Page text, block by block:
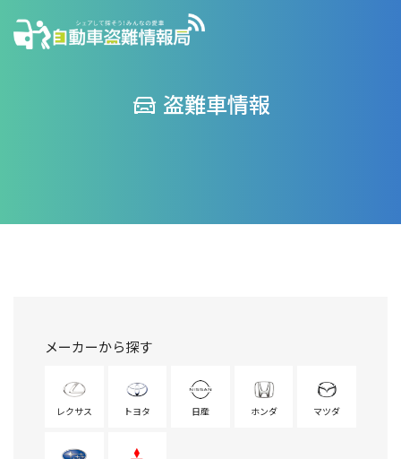
盗難車情報
メーカーから探す
レクサス トヨタ 日産 ホンダ マツダ